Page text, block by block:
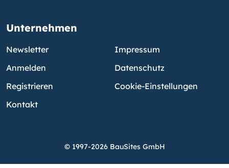
Unternehmen
Newsletter
Anmelden
Registrieren
Kontakt
Impressum
Datenschutz
Cookie-Einstellungen
© 1997-2026 BauSites GmbH